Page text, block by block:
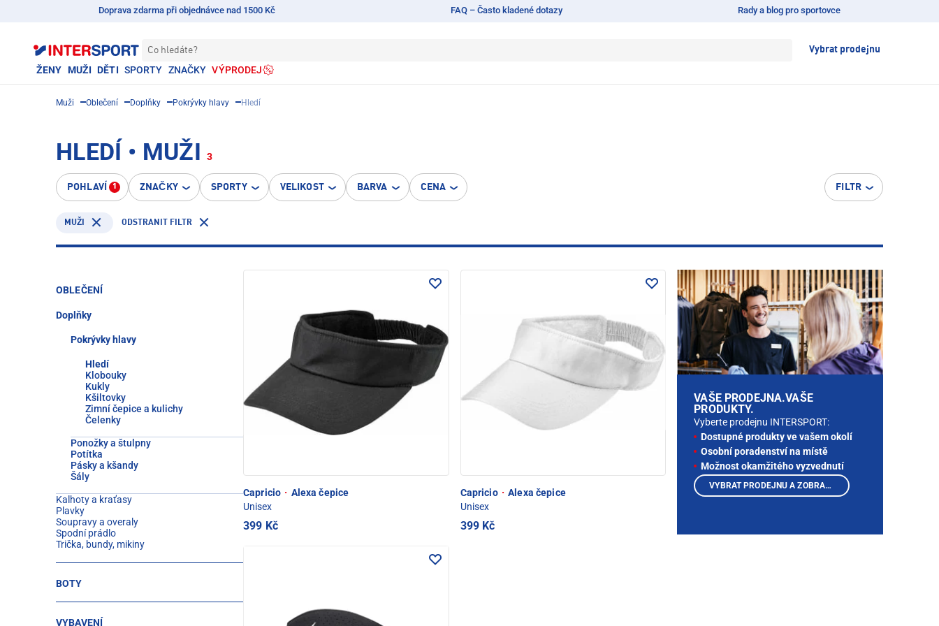
Doprava zdarma při objednávce nad 1500 Kč FAQ – Často kladené dotazy Rady a blog pro sportovce
Co hledáte? Vybrat prodejnu
ŽENY MUŽI DĚTI SPORTY ZNAČKY VÝPRODEJ
Muži Oblečení Doplňky Pokrývky hlavy Hledí
HLEDÍ • MUŽI 3
POHLAVÍ 1 ZNAČKY SPORTY VELIKOST BARVA CENA FILTR
MUŽI ODSTRANIT FILTR
OBLEČENÍ
Doplňky
Pokrývky hlavy
Hledí
Klobouky
Kukly
Kšiltovky
Zimní čepice a kulichy
Čelenky
Ponožky a štulpny
Potítka
Pásky a kšandy
Šály
Kalhoty a kraťasy
Plavky
Soupravy a overaly
Spodní prádlo
Trička, bundy, mikiny
BOTY
VYBAVENÍ
Capricio · Alexa čepice
Unisex
399 Kč
Capricio · Alexa čepice
Unisex
399 Kč
VAŠE PRODEJNA.VAŠE
PRODUKTY.
Vyberte prodejnu INTERSPORT:
Dostupné produkty ve vašem okolí
Osobní poradenství na místě
Možnost okamžitého vyzvednutí
VYBRAT PRODEJNU A ZOBRAZIT PRODUKTY